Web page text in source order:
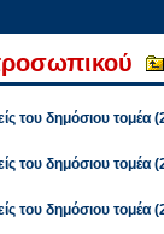
του δημόσιου τομέα
του δημόσιου τομέα
του δημόσιου τομέα